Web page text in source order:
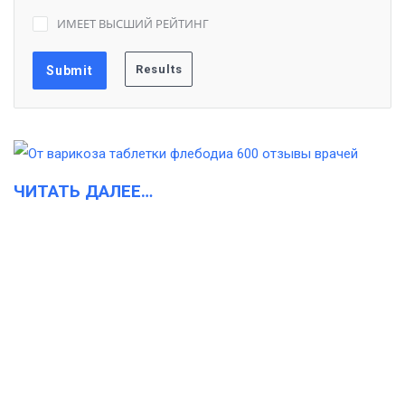
ИМЕЕТ ВЫСШИЙ РЕЙТИНГ
ЧИТАТЬ ДАЛЕЕ…